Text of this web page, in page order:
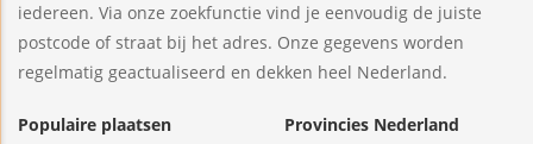
iedereen. Via onze zoekfunctie vind je eenvoudig de juiste
postcode of straat bij het adres. Onze gegevens worden
regelmatig geactualiseerd en dekken heel Nederland.
Populaire plaatsen
Provincies Nederland